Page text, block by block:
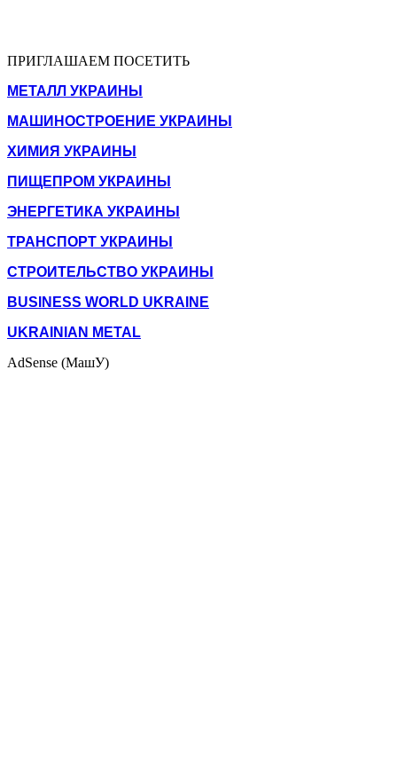
ПРИГЛАШАЕМ ПОСЕТИТЬ
МЕТАЛЛ УКРАИНЫ
МАШИНОСТРОЕНИЕ УКРАИНЫ
ХИМИЯ УКРАИНЫ
ПИЩЕПРОМ УКРАИНЫ
ЭНЕРГЕТИКА УКРАИНЫ
ТРАНСПОРТ УКРАИНЫ
СТРОИТЕЛЬСТВО УКРАИНЫ
BUSINESS WORLD UKRAINE
UKRAINIAN METAL
AdSense (МашУ)